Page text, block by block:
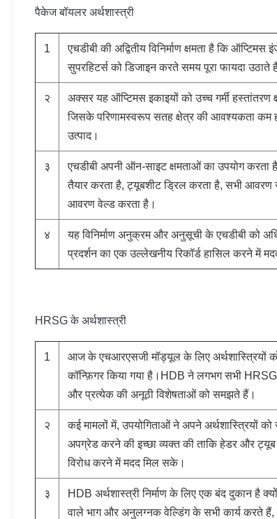
पैकेज बॉयलर अर्थशास्त्री
1
एचडीबी की अद्वितीय विनिर्माण क्षमता है कि
सुपरहिटर्स को डिजाइन करते समय पूरा फायदा उठाते
२
अक्सर यह ऑप्टिमस इकाइयों को उच्च गर्मी हस्तांतरण
जिसके परिणामस्वरूप सतह क्षेत्र की आवश्यकता कम
उत्पाद।
३
एचडीबी अपनी ऑन-साइट क्षमताओं का उपयोग
तैयार करता है, ट्यूबशीट ड्रिल करता है, सभी आवरण
आवरण वेल्ड करता है।
४
यह विनिर्माण अनुक्रम और अनुसूची के एचडीबी को
प्रदर्शन का एक उल्लेखनीय रिकॉर्ड हासिल करने में
HRSG के अर्थशास्त्री
1
आज के एचआरएसजी मॉड्यूल के लिए
कॉन्फ़िगर किया गया है।HDB ने लगभग सभी
और प्रत्येक की अनूठी विशेषताओं को समझते हैं।
२
कई मामलों में, उपयोगिताओं ने अपने अर्थशास्त्रियों
अपग्रेड करने की इच्छा व्यक्त की ताकि हेडर और
विरोध करने में मदद मिल सके।
३
HDB अर्थशास्त्री निर्माण के लिए एक बंद दुकान है
वाले भाग और अनुलग्नक वेल्डिंग के सभी कार्य करते